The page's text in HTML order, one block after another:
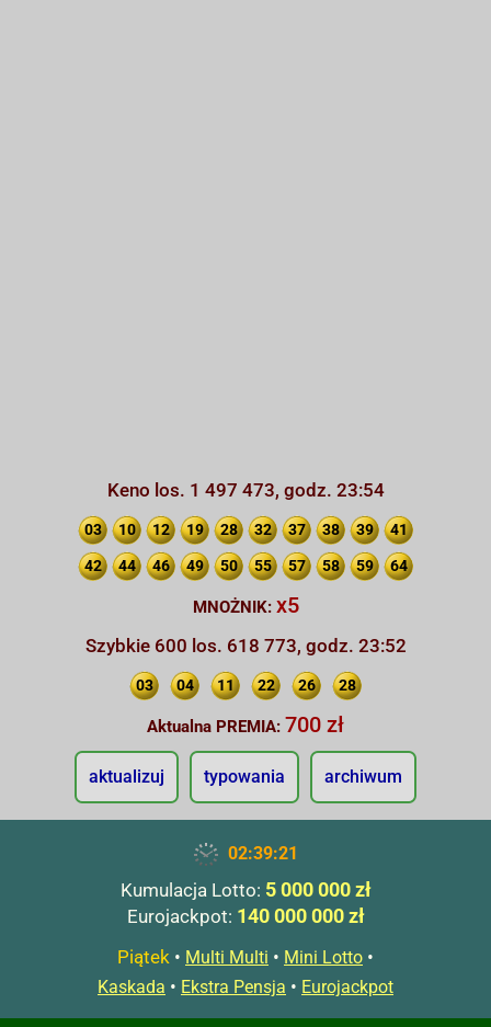
Keno los. 1 497 473, godz. 23:54
03 10 12 19 28 32 37 38 39 41
42 44 46 49 50 55 57 58 59 64
MNOŻNIK: x5
Szybkie 600 los. 618 773, godz. 23:52
03 04 11 22 26 28
Aktualna PREMIA: 700 zł
aktualizuj typowania archiwum
02:39:22
Kumulacja Lotto: 5 000 000 zł
Eurojackpot: 140 000 000 zł
Piątek • Multi Multi • Mini Lotto •
Kaskada • Ekstra Pensja • Eurojackpot